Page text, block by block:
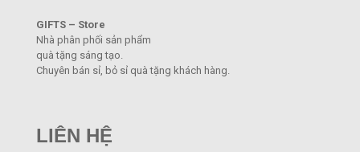
GIFTS – Store
Nhà phân phối sản phẩm
quà tặng sáng tạo.
Chuyên bán sỉ, bỏ sỉ quà tặng khách hàng.
LIÊN HỆ